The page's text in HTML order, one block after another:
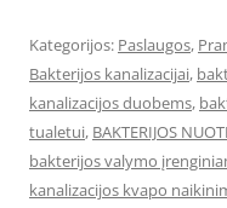
Kategorijos: Paslaugos,
Bakterijos kanalizacijai,
kanalizacijos duobems,
tualetui, BAKTERIJOS
bakterijos valymo
kanalizacijos kvapo